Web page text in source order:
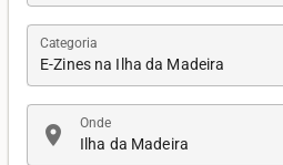
E-Zines na Ilha da Madeira
Categoria
location_on Ilha da Madeira
Onde